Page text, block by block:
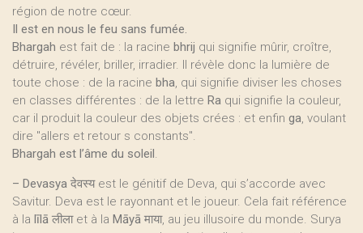
région de notre cœur.
Il est en nous le feu sans fumée.
Bhargah est fait de : la racine bhrij qui signifie mûrir, croître,
détruire, révéler, briller, irradier. Il révèle donc la lumière de
toute chose : de la racine bha, qui signifie diviser les choses
en classes différentes : de la lettre Ra qui signifie la couleur,
car il produit la couleur des objets crées : et enfin ga, voulant
dire "allers et retour s constants".
Bhargah est l’âme du soleil.
– Devasya देवस्य est le génitif de Deva, qui s’accorde avec
Savitur. Deva est le rayonnant et le joueur. Cela fait référence
à la līlā लीला et à la Māyā माया, au jeu illusoire du monde. Surya